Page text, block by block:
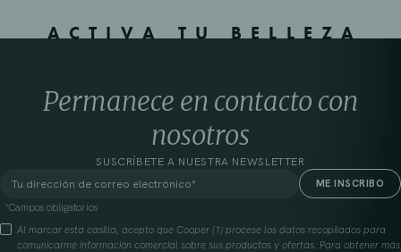
ACTIVA TU BELLEZA
Permanece en contacto con
nosotros
SUSCRÍBETE A NUESTRA NEWSLETTER
*Campos obligatorios
Al marcar esta casilla, acepto que Cooper (1) procese los datos recopilados para
comunicarme información comercial sobre sus productos y ofertas. Para obtener más